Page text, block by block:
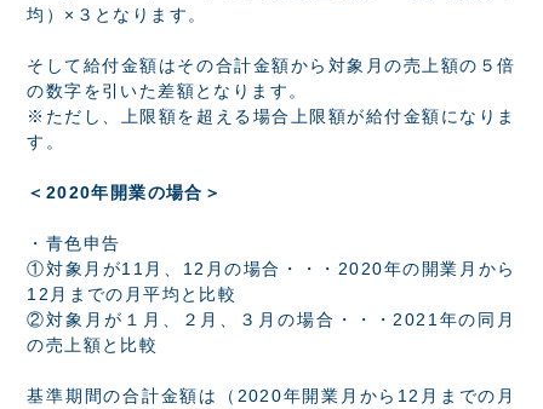
均）×３となります。
そして給付金額はその合計金額から対象月の売上額の５倍
の数字を引いた差額となります。
※ただし、上限額を超える場合上限額が給付金額になりま
す。
＜2020年開業の場合＞
・青色申告
①対象月が11月、12月の場合・・・2020年の開業月から
12月までの月平均と比較
②対象月が１月、２月、３月の場合・・・2021年の同月
の売上額と比較
基準期間の合計金額は（2020年開業月から12月までの月